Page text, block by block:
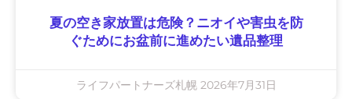
夏の空き家放置は危険？ニオイや害虫を防
ぐためにお盆前に進めたい遺品整理
ライフパートナーズ札幌 2026年7月31日